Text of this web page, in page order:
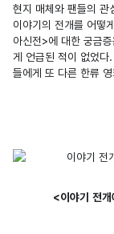
현지 매체와 팬들의 관
이야기의 전개를 어떻
아신전>에 대한 궁금
게 언급된 적이 없었
들에게 또 다른 한류
<이야기 전